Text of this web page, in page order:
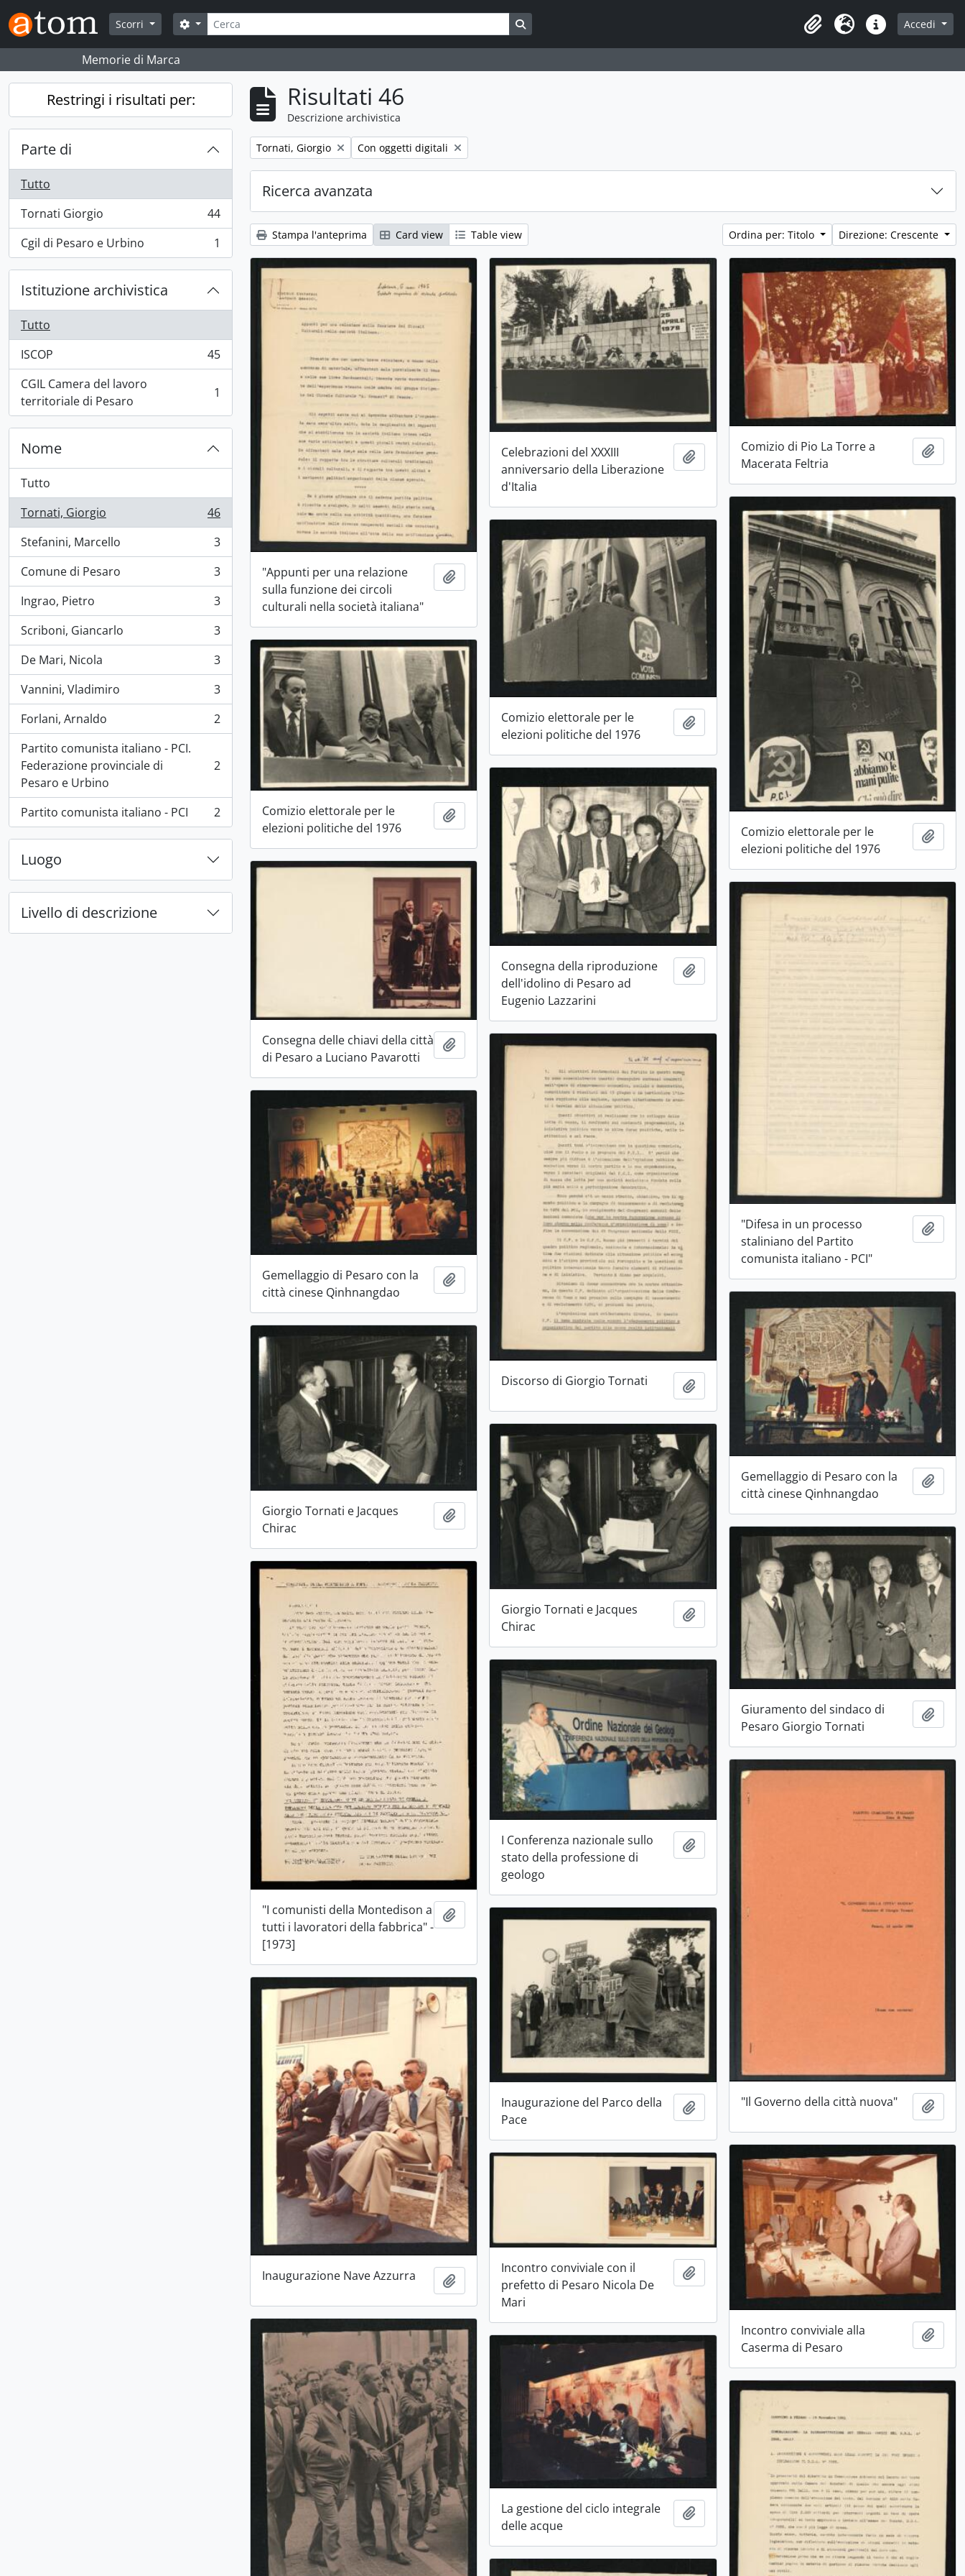
Skip to main content
Scorri
Cerca
Search options
Area di lavoro
Lingua Collegamenti veloci
Accedi
Memorie di Marca
Restringi i risultati per:
Parte di
Tutto
Tornati Giorgio
, 44 risultati
44
Cgil di Pesaro e Urbino
, 1 risultati 1
Istituzione archivistica
Tutto
ISCOP
, 45 risultati
45
CGIL Camera del lavoro
territoriale di Pesaro
, 1 risultati 1
Nome
Tutto
Tornati, Giorgio
, 46 risultati
46
Stefanini, Marcello
, 3 risultati
3
Comune di Pesaro
, 3 risultati
3
Ingrao, Pietro
, 3 risultati
3
Scriboni, Giancarlo
, 3 risultati
3
De Mari, Nicola
, 3 risultati
3
Vannini, Vladimiro
, 3 risultati
3
Forlani, Arnaldo
, 2 risultati
2
Partito comunista italiano - PCI.
Federazione provinciale di
Pesaro e Urbino
, 2 risultati 2
Partito comunista italiano - PCI
, 2 risultati 2
Luogo
Livello di descrizione
Risultati 46
Descrizione archivistica
Remove filter:
Tornati, Giorgio Remove filter:
Con oggetti digitali
Ricerca avanzata
Stampa l'anteprima Card view Table view Ordina per: Titolo Direzione: Crescente
"Appunti per una relazione
sulla funzione dei circoli
culturali nella società italiana"
Aggiungi all'area di lavoro
Celebrazioni del XXXIII
anniversario della Liberazione
d'Italia
Aggiungi all'area di lavoro
Comizio di Pio La Torre a
Macerata Feltria
Comizio elettorale per le
elezioni politiche del 1976
Comizio elettorale per le
elezioni politiche del 1976
Aggiungi all'area di lavoro
Comizio elettorale per le
elezioni politiche del 1976
Aggiungi all'area di lavoro
Consegna della riproduzione
dell'idolino di Pesaro ad
Eugenio Lazzarini
Aggiungi all'area di lavoro
Consegna delle chiavi della città
di Pesaro a Luciano Pavarotti
Aggiungi all'area di lavoro
"Difesa in un processo
staliniano del Partito
comunista italiano - PCI"
Discorso di Giorgio Tornati Aggiungi all'area di lavoro
Gemellaggio di Pesaro con la
città cinese Qinhnangdao
Aggiungi all'area di lavoro
Gemellaggio di Pesaro con la
città cinese Qinhnangdao
Giorgio Tornati e Jacques
Chirac
Aggiungi all'area di lavoro
Giorgio Tornati e Jacques
Chirac
Aggiungi all'area di lavoro
Giuramento del sindaco di
Pesaro Giorgio Tornati
"I comunisti della Montedison a
tutti i lavoratori della fabbrica" -
[1973]
Aggiungi all'area di lavoro
I Conferenza nazionale sullo
stato della professione di
geologo
Aggiungi all'area di lavoro
"Il Governo della città nuova"
Inaugurazione del Parco della
Pace
Aggiungi all'area di lavoro
Inaugurazione Nave Azzurra Aggiungi all'area di lavoro
Incontro conviviale alla
Caserma di Pesaro
Incontro conviviale con il
prefetto di Pesaro Nicola De
Mari
Aggiungi all'area di lavoro
La gestione del ciclo integrale
delle acque
Aggiungi all'area di lavoro